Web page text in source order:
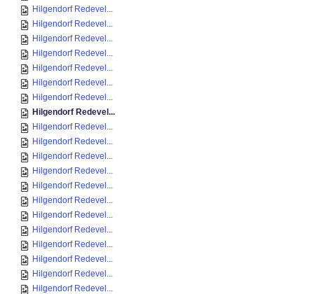
Hilgendorf Redevel...
Hilgendorf Redevel...
Hilgendorf Redevel...
Hilgendorf Redevel...
Hilgendorf Redevel...
Hilgendorf Redevel...
Hilgendorf Redevel...
Hilgendorf Redevel...
Hilgendorf Redevel...
Hilgendorf Redevel...
Hilgendorf Redevel...
Hilgendorf Redevel...
Hilgendorf Redevel...
Hilgendorf Redevel...
Hilgendorf Redevel...
Hilgendorf Redevel...
Hilgendorf Redevel...
Hilgendorf Redevel...
Hilgendorf Redevel...
Hilgendorf Redevel...